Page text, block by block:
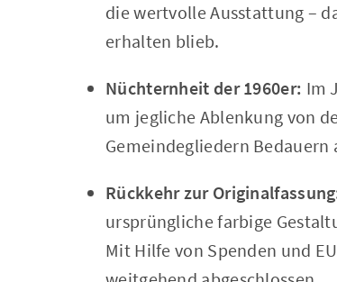
die wertvolle Ausstattung –
erhalten blieb.
Nüchternheit der 1960er: Im
um jegliche Ablenkung von
Gemeindegliedern Bedauern
Rückkehr zur
ursprüngliche farbige
Mit Hilfe von Spenden und